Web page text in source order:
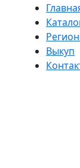
Выкуп